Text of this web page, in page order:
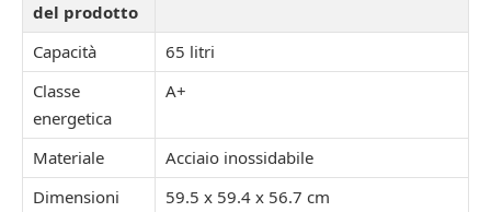
del prodotto
Capacità
65 litri
Classe
energetica
A+
Materiale
Acciaio inossidabile
Dimensioni
59.5 x 59.4 x 56.7 cm